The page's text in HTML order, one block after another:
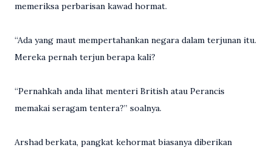
memeriksa perbarisan kawad hormat.
“Ada yang maut mempertahankan negara dalam terjunan itu.
Mereka pernah terjun berapa kali?
“Pernahkah anda lihat menteri British atau Perancis
memakai seragam tentera?” soalnya.
Arshad berkata, pangkat kehormat biasanya diberikan